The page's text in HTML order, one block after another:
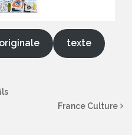
texte
France Culture